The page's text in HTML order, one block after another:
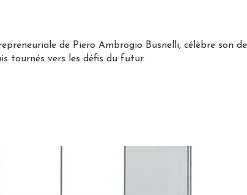
de Piero Ambrogio Busnelli, célèbre son
tournés vers les défis du futur.